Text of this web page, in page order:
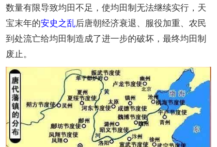
数量有限导致均田不足，使均田制无法继续实行，天
宝末年的安史之乱后唐朝经济衰退、服役加重、农民
到处流亡给均田制造成了进一步的破坏，最终均田制
废止。